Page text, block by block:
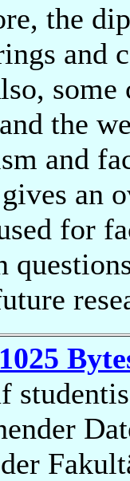
the
and
the
and
an
for